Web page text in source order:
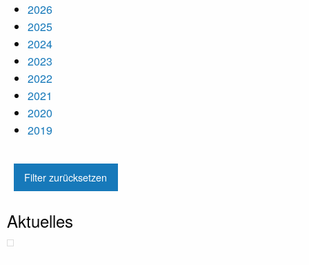
2026
2025
2024
2023
2022
2021
2020
2019
Filter zurücksetzen
Aktuelles